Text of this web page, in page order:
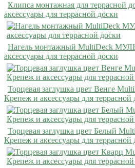
Клипса монтажная для террасной
аксессуары для террасной доски
Нагель монтажный MultiDeck
аксессуары для террасной доски
Торцевая заглушка цвет Венге
Крепеж и аксессуары для террасной
Торцевая заглушка цвет Белый
Крепеж и аксессуары для террасной